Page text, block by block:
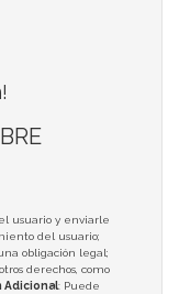
usuario y enviarle
del usuario;
obligación legal;
derechos, como
Adicional: Puede